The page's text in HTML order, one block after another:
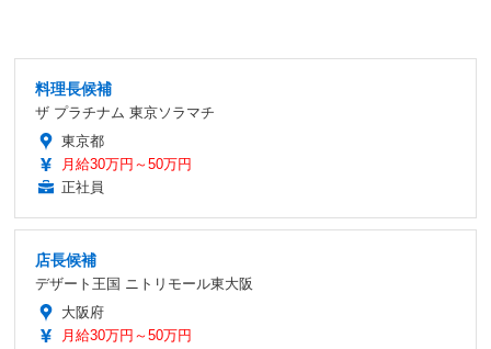
料理長候補
ザ プラチナム 東京ソラマチ
東京都
月給30万円～50万円
正社員
店長候補
デザート王国 ニトリモール東大阪
大阪府
月給30万円～50万円